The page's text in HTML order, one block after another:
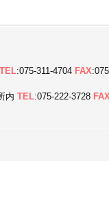
TEL:075-311-4704 FAX
内 TEL:075-222-3728